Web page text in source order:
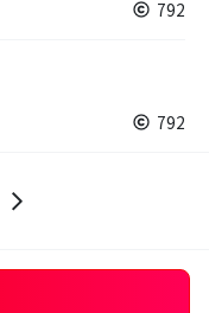
792
792